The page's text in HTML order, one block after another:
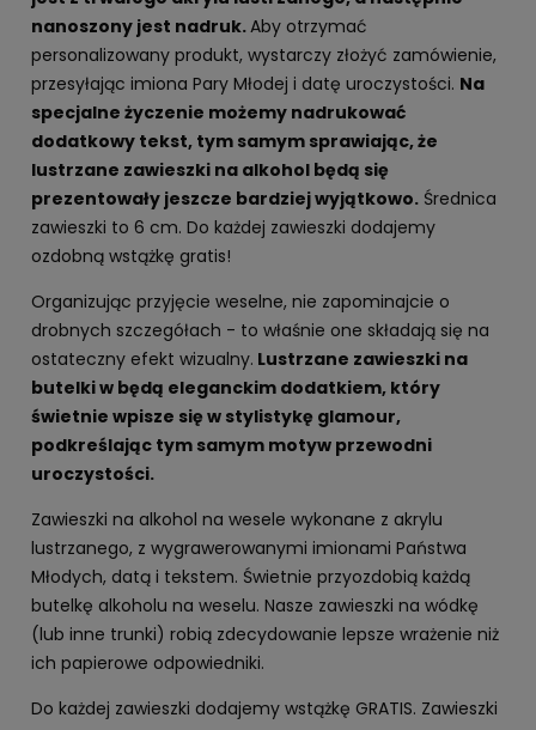
nanoszony jest nadruk.Aby otrzymać
personalizowany produkt, wystarczy złożyć zamówienie,
przesyłając imiona Pary Młodej i datę uroczystości. Na
specjalne życzenie możemy nadrukować
dodatkowy tekst, tym samym sprawiając, że
lustrzane zawieszki na alkohol będą się
prezentowały jeszcze bardziej wyjątkowo. Średnica
zawieszki to 6 cm. Do każdej zawieszki dodajemy
ozdobną wstążkę gratis!
Organizując przyjęcie weselne, nie zapominajcie o
drobnych szczegółach - to właśnie one składają się na
ostateczny efekt wizualny. Lustrzane zawieszki na
butelki w będą eleganckim dodatkiem, który
świetnie wpisze się w stylistykę glamour,
podkreślając tym samym motyw przewodni
uroczystości.
Zawieszki na alkohol na wesele wykonane z akrylu
lustrzanego, z wygrawerowanymi imionami Państwa
Młodych, datą i tekstem. Świetnie przyozdobią każdą
butelkę alkoholu na weselu. Nasze zawieszki na wódkę
(lub inne trunki) robią zdecydowanie lepsze wrażenie niż
ich papierowe odpowiedniki.
Do każdej zawieszki dodajemy wstążkę GRATIS. Zawieszki